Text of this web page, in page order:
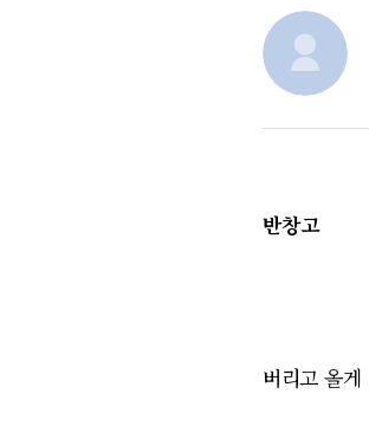
반창고
버리고 올게